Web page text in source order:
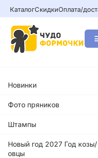
КаталогСкидкиОплата/
Новинки
Фото пряников
Штампы
Новый год 2027 Год козы/
овцы